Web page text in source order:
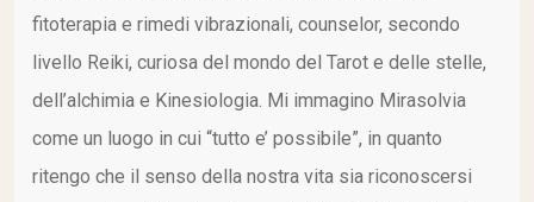
fitoterapia e rimedi vibrazionali, counselor, secondo
livello Reiki, curiosa del mondo del Tarot e delle stelle,
dell’alchimia e Kinesiologia. Mi immagino Mirasolvia
come un luogo in cui “tutto e’ possibile”, in quanto
ritengo che il senso della nostra vita sia riconoscersi